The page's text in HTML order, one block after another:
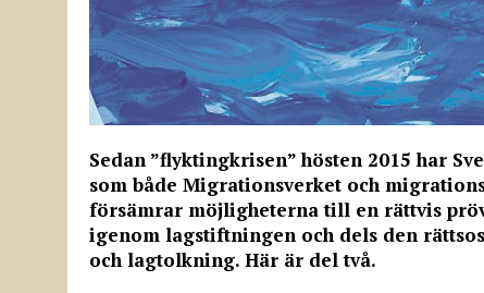
Sedan ”flyktingkrisen” hösten 2015 har
som både Migrationsverket och
försämrar möjligheterna till en rättvis
igenom lagstiftningen och dels den
och lagtolkning. Här är del två.